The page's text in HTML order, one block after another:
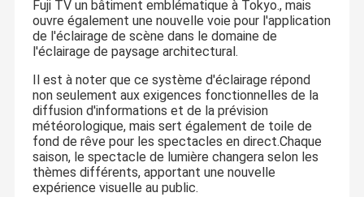
Fuji TV un bâtiment emblématique à Tokyo., mais
ouvre également une nouvelle voie pour l'application
de l'éclairage de scène dans le domaine de
l'éclairage de paysage architectural.
Il est à noter que ce système d'éclairage répond
non seulement aux exigences fonctionnelles de la
diffusion d'informations et de la prévision
météorologique, mais sert également de toile de
fond de rêve pour les spectacles en direct.Chaque
saison, le spectacle de lumière changera selon les
thèmes différents, apportant une nouvelle
expérience visuelle au public.